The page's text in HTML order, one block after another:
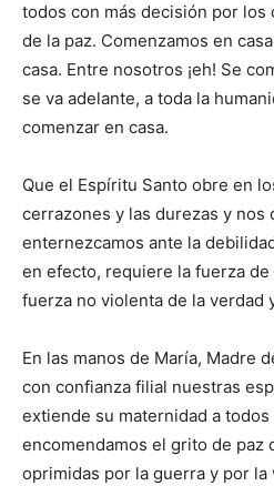
todos con más decisión por los
de la paz. Comenzamos en
casa. Entre nosotros ¡eh! Se
se va adelante, a toda la
comenzar en casa.
Que el Espíritu Santo obre en
cerrazones y las durezas y nos
enternezcamos ante la
en efecto, requiere la fuerza
fuerza no violenta de la verdad
En las manos de María, Madre
con confianza filial nuestras
extiende su maternidad a
encomendamos el grito de paz
oprimidas por la guerra y por la